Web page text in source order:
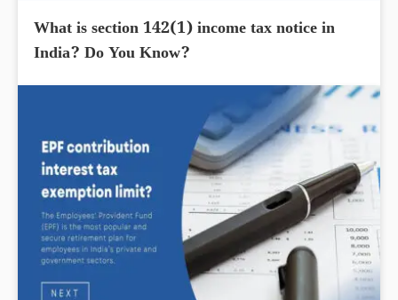
What is section 142(1) income tax notice in
India? Do You Know?